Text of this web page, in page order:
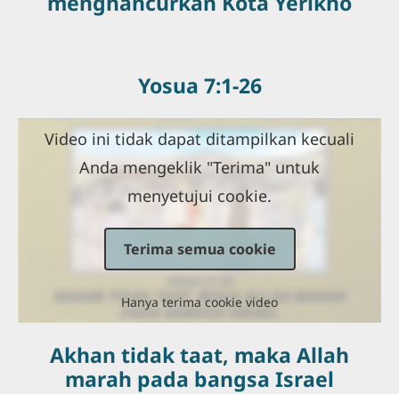
Yosua 7:1-26
Video ini tidak dapat ditampilkan kecuali
Anda mengeklik "Terima" untuk
menyetujui cookie.
Terima semua cookie
Hanya terima cookie video
Akhan tidak taat, maka Allah
marah pada bangsa Israel